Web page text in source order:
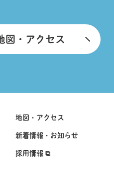
図・アクセス
地図・アクセス
新着情報・お知らせ
採用情報 ⧉